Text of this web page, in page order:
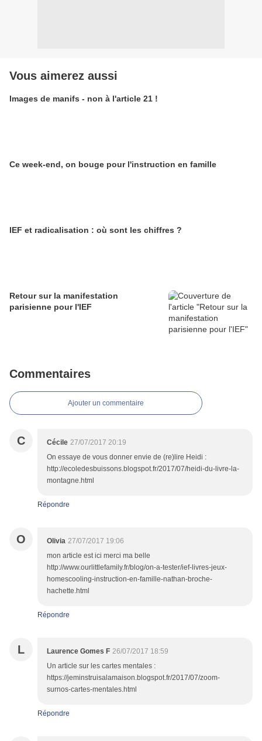
Vous aimerez aussi
Images de manifs - non à l'article 21 !
Ce week-end, on bouge pour l'instruction en famille
IEF et radicalisation : où sont les chiffres ?
Retour sur la manifestation
parisienne pour l'IEF
Commentaires
Ajouter un commentaire
C Cécile 27/07/2017 20:19
On essaye de vous donner envie de (re)lire Heidi :
http://ecoledesbuissons.blogspot.fr/2017/07/heidi-du-livre-la-
montagne.html
Répondre
O Olivia 27/07/2017 19:06
mon article est ici merci ma belle
http://www.ourlittlefamily.fr/blog/on-a-tester/ief-livres-jeux-
homescooling-instruction-en-famille-nathan-broche-
hachette.html
Répondre
L Laurence Gomes F 26/07/2017 18:59
Un article sur les cartes mentales :
https://jeminstruisalamaison.blogspot.fr/2017/07/zoom-
surnos-cartes-mentales.html
Répondre